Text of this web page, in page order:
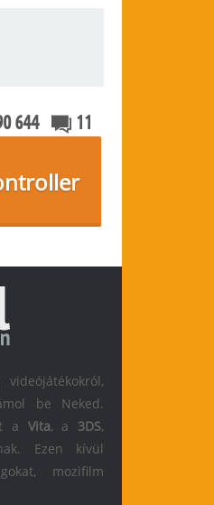
644 11
be Neked.
a Vita, a 3DS,
Ezen kívül
mozifilm